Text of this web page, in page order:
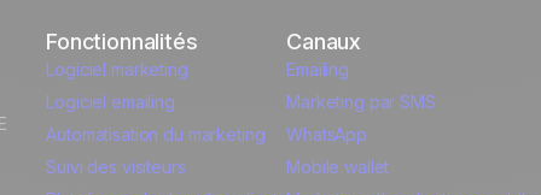
Fonctionnalités
Logiciel marketing
Logiciel emailing
Automatisation du marketing
Suivi des visiteurs
Canaux
Emailing
Marketing par SMS
WhatsApp
Mobile wallet